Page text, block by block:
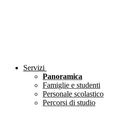
Servizi
Panoramica
Famiglie e studenti
Personale scolastico
Percorsi di studio